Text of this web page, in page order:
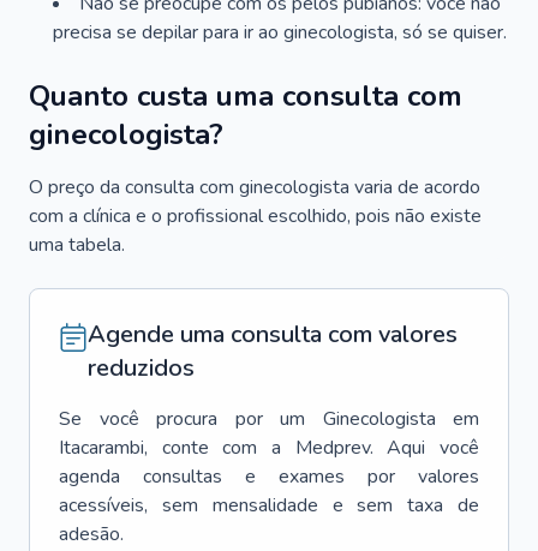
precisa se depilar para ir ao ginecologista, só se quiser.
Quanto custa uma consulta com
ginecologista?
O preço da consulta com ginecologista varia de acordo
com a clínica e o profissional escolhido, pois não existe
uma tabela.
Agende uma consulta com valores
reduzidos
Se você procura por um Ginecologista
em
Itacarambi, conte com a Medprev. Aqui você
agenda consultas e exames por valores
acessíveis, sem mensalidade e sem taxa de
adesão.